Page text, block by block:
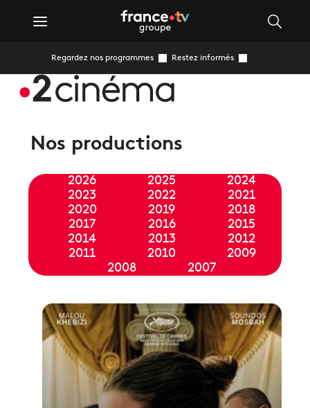
Regardez nos programmes Restez informés
Nos productions
2026 2025
2024
2023
2022
2021
2020
2019
2018
2017
2016
2015
2014
2013
2012
2011
2010
2009
2008
2007